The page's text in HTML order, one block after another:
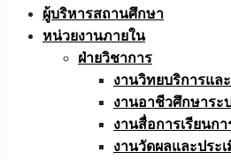
ผู้บริหารสถานศึกษา
หน่วยงานภายใน
ฝ่ายวิชาการ
งานวิทยบริการแล
งานอาชีวศึกษาระ
งานสื่อการเรียนก
งานวัดผลและประ